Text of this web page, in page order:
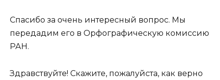
Спасибо за очень интересный вопрос. Мы
передадим его в Орфографическую комиссию
РАН.
Здравствуйте! Скажите, пожалуйста, как верно